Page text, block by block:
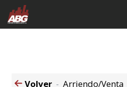
Volver Arriendo/Venta